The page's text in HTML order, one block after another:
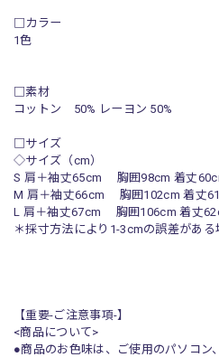
□カラー
1色
□素材
コットン 50% レーヨン 50%
□サイズ
◇サイズ（cm）
S 肩＋袖丈65cm 胸囲98cm 着丈
M 肩＋袖丈66cm 胸囲102cm 着丈
L 肩＋袖丈67cm 胸囲106cm 着丈
＊採寸方法により1-3cmの誤差があ
【重要-ご注意事項-】
<商品について>
●商品のお色味は、ご使用のパソコン